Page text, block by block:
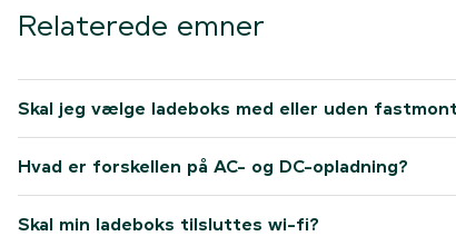
Relaterede emner
Skal jeg vælge ladeboks med eller uden
Hvad er forskellen på AC- og DC-opladning?
Skal min ladeboks tilsluttes wi-fi?